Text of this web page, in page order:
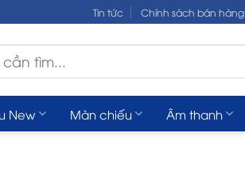
Tin tức Chính sách bán hàng
New Màn chiếu Âm thanh